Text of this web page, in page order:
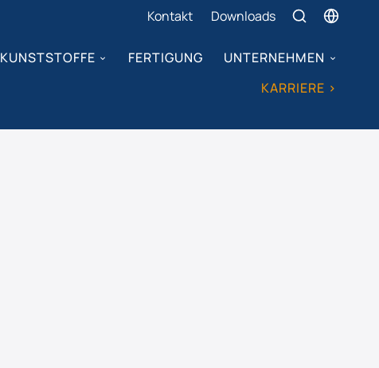
Kontakt Downloads
KUNSTSTOFFE FERTIGUNG
UNTERNEHMEN
KARRIERE >